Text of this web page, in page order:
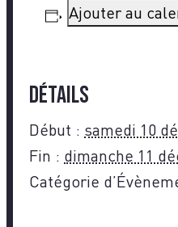
Ajouter au
Détails
Début : samedi 10
Fin : dimanche 11
Catégorie